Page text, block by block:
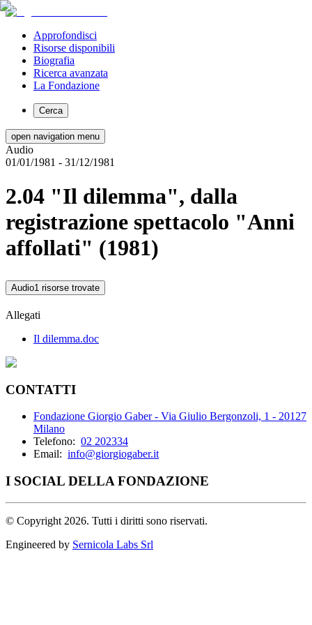
Approfondisci
Risorse disponibili
Biografia
Ricerca avanzata
La Fondazione
Cerca
open navigation menu
Audio
01/01/1981 - 31/12/1981
2.04 "Il dilemma", dalla
registrazione spettacolo "Anni
affollati" (1981)
Audio1 risorse trovate
Allegati
Il dilemma.doc
CONTATTI
Fondazione Giorgio Gaber - Via Giulio Bergonzoli, 1 - 20127
Milano
Telefono: 02 202334
Email: info@giorgiogaber.it
I SOCIAL DELLA FONDAZIONE
© Copyright 2026. Tutti i diritti sono riservati.
Engineered by Sernicola Labs Srl